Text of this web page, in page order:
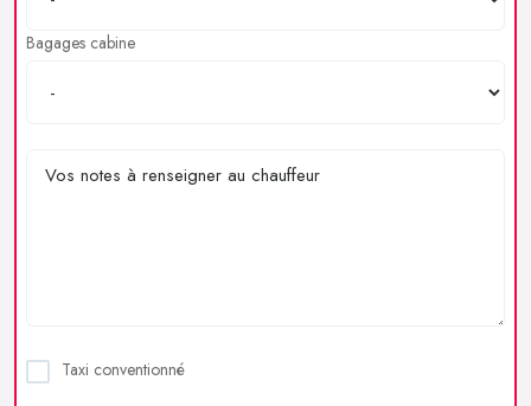
Bagages cabine
Taxi conventionné